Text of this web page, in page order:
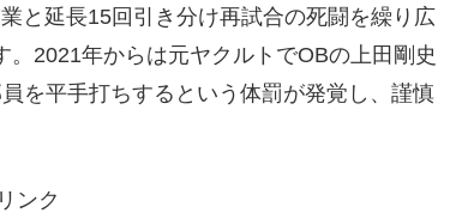
と延長15回引き分け再試合の死闘を繰り広
2021年からは元ヤクルトでOBの上田剛史
を平手打ちするという体罰が発覚し、謹慎
ンク